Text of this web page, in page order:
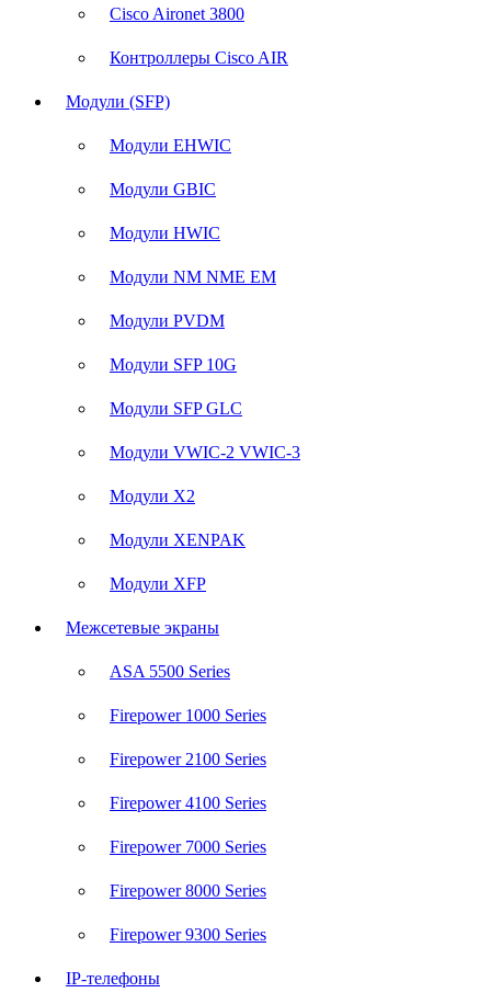
Cisco Aironet 3800
Контроллеры Cisco AIR
Модули (SFP)
Модули EHWIC
Модули GBIC
Модули HWIC
Модули NM NME EM
Модули PVDM
Модули SFP 10G
Модули SFP GLC
Модули VWIC-2 VWIC-3
Модули X2
Модули XENPAK
Модули XFP
Межсетевые экраны
ASA 5500 Series
Firepower 1000 Series
Firepower 2100 Series
Firepower 4100 Series
Firepower 7000 Series
Firepower 8000 Series
Firepower 9300 Series
IP-телефоны